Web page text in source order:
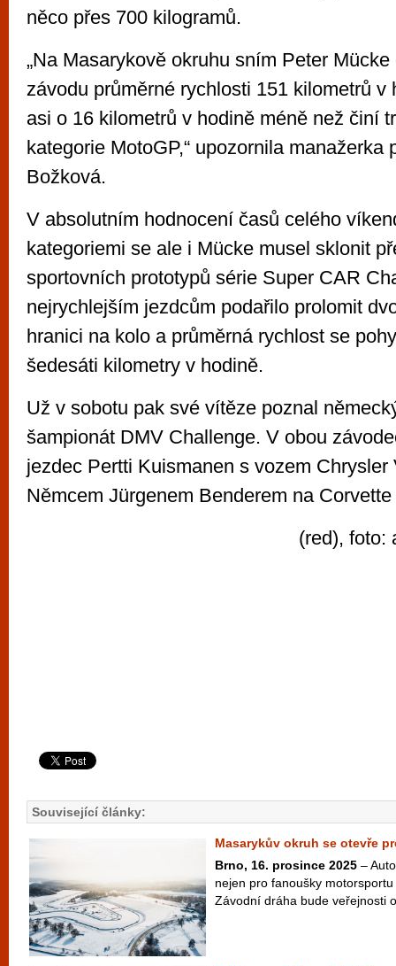
něco přes 700 kilogramů.
„Na Masarykově okruhu sním Peter
závodu průměrné rychlosti 151 kilometrů v
asi o 16 kilometrů v hodině méně než činí
kategorie MotoGP,“ upozornila manažerka
Božková.
V absolutním hodnocení časů celého
kategoriemi se ale i Mücke musel sklonit
sportovních prototypů série Super CAR
nejrychlejším jezdcům podařilo prolomit
hranici na kolo a průměrná rychlost se
šedesáti kilometry v hodině.
Už v sobotu pak své vítěze poznal
šampionát DMV Challenge. V obou
jezdec Pertti Kuismanen s vozem Chrysler
Němcem Jürgenem Benderem na
(red), foto:
Související články:
Masarykův okruh se otevře
Brno, 16. prosince 2025 –
nejen pro fanoušky
Závodní dráha bude veřejnosti